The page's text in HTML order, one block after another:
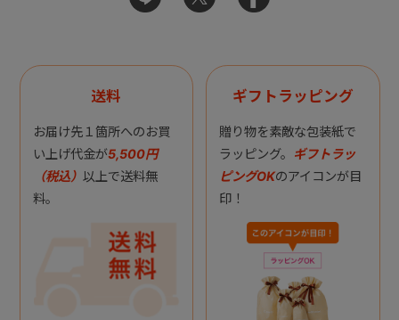
送料
お届け先１箇所へのお買
い上げ代金が5,500円
（税込） 以上で送料無
料。
ギフトラッピング
贈り物を素敵な包装紙で
ラッピング。 ギフトラッ
ピングOKのアイコンが目
印！